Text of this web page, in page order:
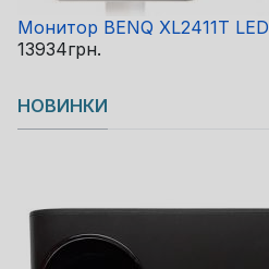
Монитор BENQ XL2411T LED
13934грн.
НОВИНКИ